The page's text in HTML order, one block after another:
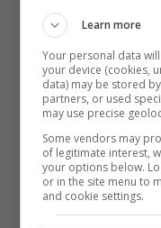
vincenti,
in tre set brevi
in doppia cifra il
La Geetit ha
conti con una
uomini
avversari a
Learn more
Your personal data
your device (cookies,
data) may be stored
partners, or used
may use precise
Some vendors may
of legitimate interest,
your options below.
or in the site menu to
and cookie settings.